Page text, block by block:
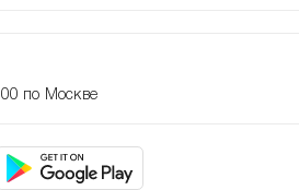
по Москве